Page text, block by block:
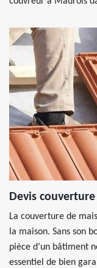
Devis couverture
La couverture de
la maison. Sans son
pièce d’un bâtiment
essentiel de bien